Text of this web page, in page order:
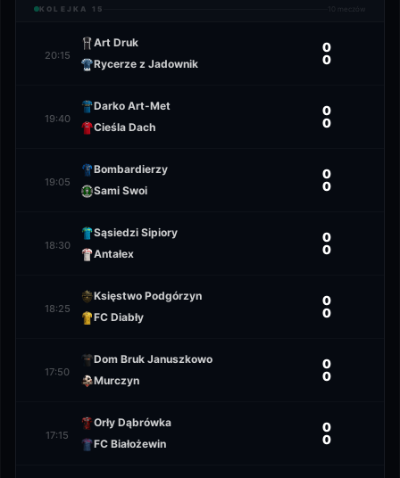
KOLEJKA 15 meczów
20:15
Art Druk
Rycerze z Jadownik
0
0
19:40
Darko Art-Met
Cieśla Dach
0
0
19:05
Bombardierzy
Sami Swoi
0
0
18:30
Sąsiedzi Sipiory
Antałex
0
0
18:25
Księstwo Podgórzyn
FC Diabły
0
0
17:50
Dom Bruk Januszkowo
Murczyn
0
0
17:15
Orły Dąbrówka
FC Białożewin
0
0